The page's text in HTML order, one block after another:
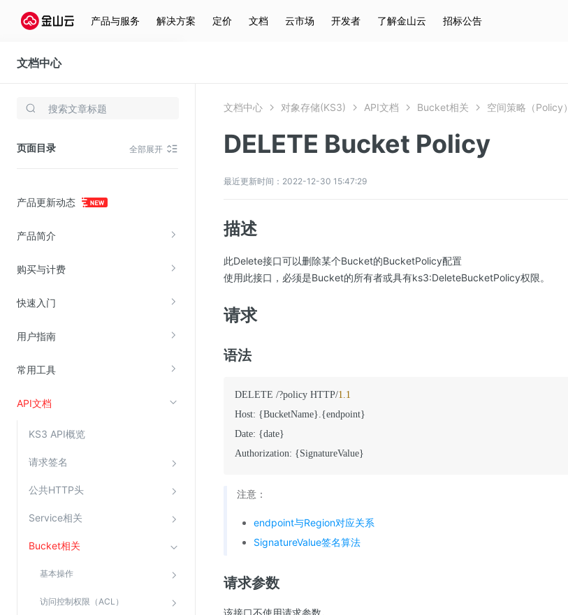
产品与服务 解决方案 定价 文档 云市场 开发者 了解金山云 招标公告
文档中心
对象存储(KS3)
页面目录 全部展开
产品更新动态
产品简介
购买与计费
快速入门
用户指南
常用工具
API文档
KS3 API概览
请求签名
公共HTTP头
Service相关
Bucket相关
基本操作
访问控制权限（ACL）
存储与云分发
云硬盘(EBS)
在线迁移服务
视频云服务
云直播(KLS)
边缘节点计算
金山云云防火墙
大模型应用防火墙
渗透测试
DDoS原生高防
主机安全
文档中心 对象存储(KS3) API文档 Bucket相关 空间策略（Policy）
DELETE Bucket Policy
最近更新时间：2022-12-30 15:47:29
描述
此Delete接口可以删除某个Bucket的BucketPolicy配置
使用此接口，必须是Bucket的所有者或具有ks3:DeleteBucketPolicy权限。
请求
语法
DELETE /?policy HTTP/1.1
Host: {BucketName}.{endpoint}
Date: {date}
注意：
endpoint与Region对应关系
SignatureValue签名算法
请求参数
该接口不使用请求参数。